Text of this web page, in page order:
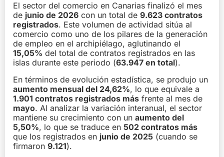
El sector del comercio en Canarias finalizó el mes
de junio de 2026 con un total de 9.623 contratos
registrados. Este volumen de actividad sitúa al
comercio como uno de los pilares de la generación
de empleo en el archipiélago, aglutinando el
15,05% del total de contratos registrados en las
islas durante este periodo (63.947 en total).
En términos de evolución estadística, se produjo un
aumento mensual del 24,62%, lo que equivale a
1.901 contratos registrados más frente al mes de
mayo. Al analizar la variación interanual, el sector
mantiene su crecimiento con un aumento del
5,50%, lo que se traduce en 502 contratos más
que los registrados en junio de 2025 (cuando se
firmaron 9.121).